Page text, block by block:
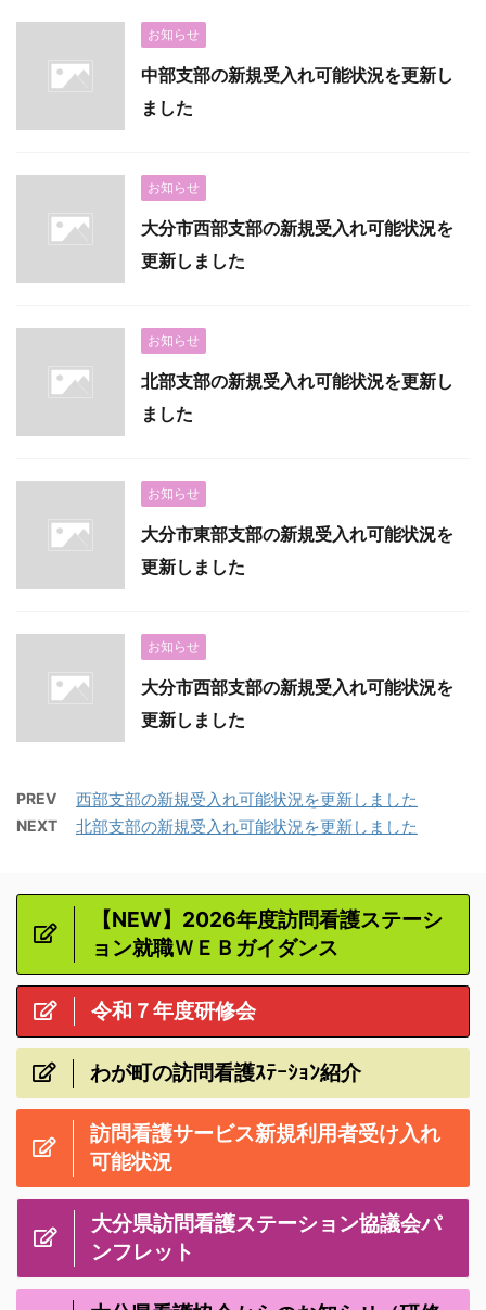
お知らせ
中部支部の新規受入れ可能状況を更新し
ました
お知らせ
大分市西部支部の新規受入れ可能状況を
更新しました
お知らせ
北部支部の新規受入れ可能状況を更新し
ました
お知らせ
大分市東部支部の新規受入れ可能状況を
更新しました
お知らせ
大分市西部支部の新規受入れ可能状況を
更新しました
PREV 西部支部の新規受入れ可能状況を更新しました
NEXT 北部支部の新規受入れ可能状況を更新しました
【NEW】2026年度訪問看護ステーシ
ョン就職ＷＥＢガイダンス
令和７年度研修会
わが町の訪問看護ｽﾃｰｼｮﾝ紹介
訪問看護サービス新規利用者受け入れ
可能状況
大分県訪問看護ステーション協議会パ
ンフレット